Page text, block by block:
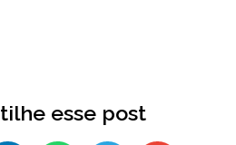
esse post